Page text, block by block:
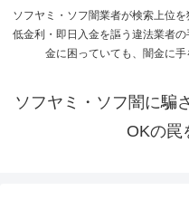
ソフヤミ・ソフ闇業者が検索上位
低金利・即日入金を謳う違法業者
金に困っていても、闇金に手
ソフヤミ・ソフ闇に騙
OKの罠